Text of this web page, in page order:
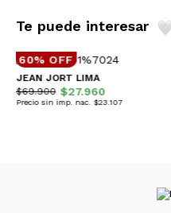
Te puede interesar
60% OFF
JEAN JORT LIMA
$69.900 $27.960
Precio sin imp. nac. $23.107